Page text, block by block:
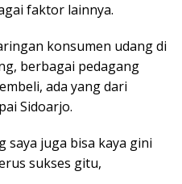
faktor lainnya.
konsumen udang di
berbagai pedagang
ada yang dari
Sidoarjo.
saya juga bisa kaya gini
sukses gitu,